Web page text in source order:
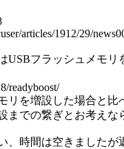
articles/1912/29/
USBフラッシュメモリ
readyboost/
リを増設した場合と比
までの繋ぎとお考えな
、時間は空きましたが